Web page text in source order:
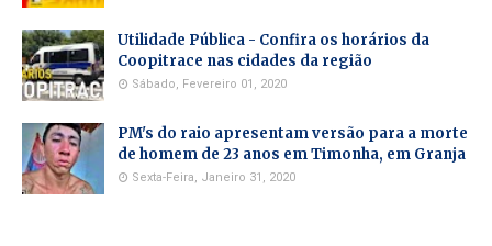
Utilidade Pública - Confira os horários da
Coopitrace nas cidades da região
Sábado, Fevereiro 01, 2020
PM's do raio apresentam versão para a morte
de homem de 23 anos em Timonha, em Granja
Sexta-Feira, Janeiro 31, 2020